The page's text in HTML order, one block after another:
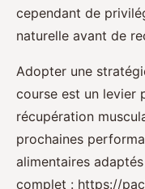
cependant de
naturelle avant de
Adopter une
course est un levier
récupération
prochaines
alimentaires
complet : https://